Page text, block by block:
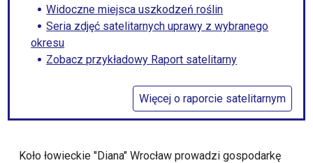
Widoczne miejsca uszkodzeń roślin
Seria zdjęć satelitarnych uprawy z wybranego
okresu
Zobacz przykładowy Raport satelitarny
Więcej o raporcie satelitarnym
Koło łowieckie "Diana" Wrocław prowadzi gospodarkę